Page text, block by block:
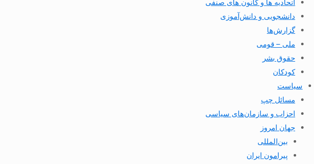
اتحادیه ها و کانون های صنفی
دانشجویی و دانش‌آموزی
گزارش‌ها
ملی – قومی
حقوق بشر
کودکان
سیاست
مسائل چپ
احزاب و سازمان‌های سیاسی
جهان امروز
بین‌المللی
پیرامون ایران